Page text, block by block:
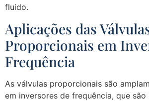
fluido.
Aplicações das
Proporcionais em
Frequência
As válvulas proporcionais são
em inversores de frequência, que